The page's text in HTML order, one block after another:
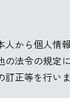
から個人情
の法令の規定
正等を行いま